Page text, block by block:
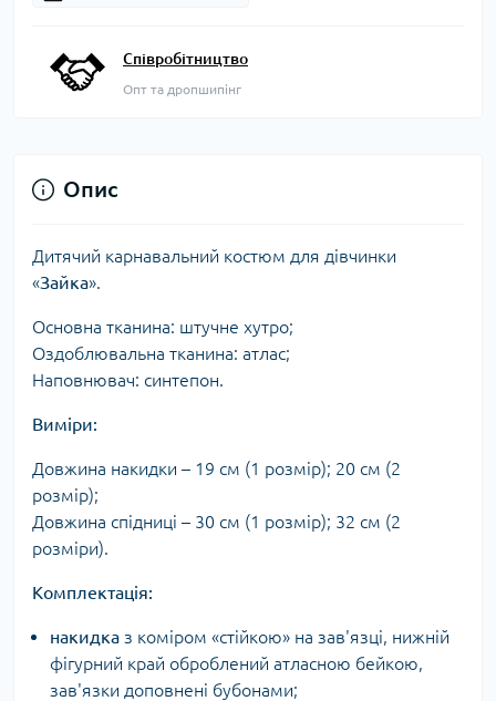
Співробітництво
Опт та дропшипінг
Опис
Дитячий карнавальний костюм для дівчинки
«Зайка».
Основна тканина: штучне хутро;
Оздоблювальна тканина: атлас;
Наповнювач: синтепон.
Виміри:
Довжина накидки – 19 см (1 розмір); 20 см (2
розмір);
Довжина спідниці – 30 см (1 розмір); 32 см (2
розміри).
Комплектація:
накидка з коміром «стійкою» на зав'язці, нижній
фігурний край оброблений атласною бейкою,
зав'язки доповнені бубонами;